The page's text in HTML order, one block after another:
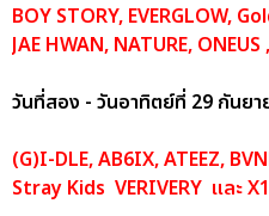
BOY STORY, EVERGLOW,
JAE HWAN, NATURE,
วันที่สอง - วันอาทิตย์ที่ 29 กันยา
(G)I-DLE, AB6IX, ATEEZ,
Stray Kids VERIVERY และ X1